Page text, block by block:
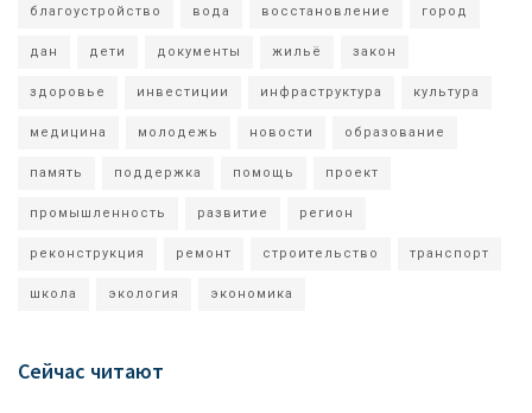
благоустройство вода восстановление город
дан дети документы жильё закон
здоровье инвестиции инфраструктура культура
медицина молодежь новости образование
память поддержка помощь проект
промышленность развитие регион
реконструкция ремонт строительство транспорт
школа экология экономика
Сейчас читают